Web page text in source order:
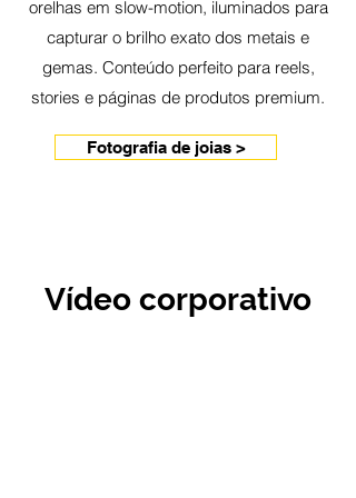
orelhas em slow-motion, iluminados para
capturar o brilho exato dos metais e
gemas. Conteúdo perfeito para reels,
stories e páginas de produtos premium.
Fotografia de joias >
Vídeo corporativo